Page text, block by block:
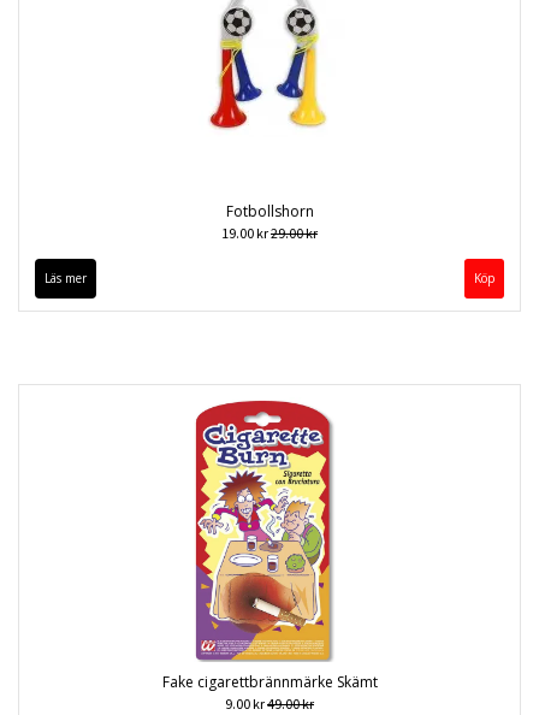
Fotbollshorn
19.00 kr29.00 kr
Läs mer
Fake cigarettbrännmärke Skämt
9.00 kr49.00 kr